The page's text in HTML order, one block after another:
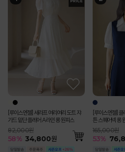
[루이스엔젤] 블러스 사각사각 쟈가드
꽃잎 소매 페플럼 자켓 블라우스
99,000원
48,800원
[루이스엔젤] 헤
벨트SET 스탠
198,000원
%
[루이스엔젤] 세라프 여리여리 도트 쟈
가드 밑단 플레어 A라인 롱 원피스
82,000원
34,800원
[Theonme] 플
매 롱 원피스
82,000원
%
[루이스엔젤] 블러스 사각사각 쟈가드
꽃잎 소매 페플럼 자켓 블라우스
99,000원
48,800원
[Theonme] 요
42,000원
%
(55-77) [루이스엔젤] 완벽핏 사각사각
썸머 쿨 비조버튼 세미 부츠컷 슬랙스 악
마팬츠vol.127
49,000
[Theonme]
와이드 9부 코튼
79,000원
%
[Theonme] 하트 자수 스트라이프 프
릴 캡소매 니트
65,000원
30,300원
에스닉 시스루
소매 니트 나시
36,000원
%
펀칭 스트라이프 백밴딩 쿨 썸머 면 맞주
름 플리츠 A라인 롱 스커트
119,000원
58,400원
[Theonme] 엠
미디 스커트
63,000원
%
[루이스엔젤] 세라프 여리여리 도트 쟈
가드 밑단 플레어 A라인 롱 원피스
82,000원
58% 34,800원
[루이스엔젤] 클
튼 스퀘어넥 롱
165,000원
53%